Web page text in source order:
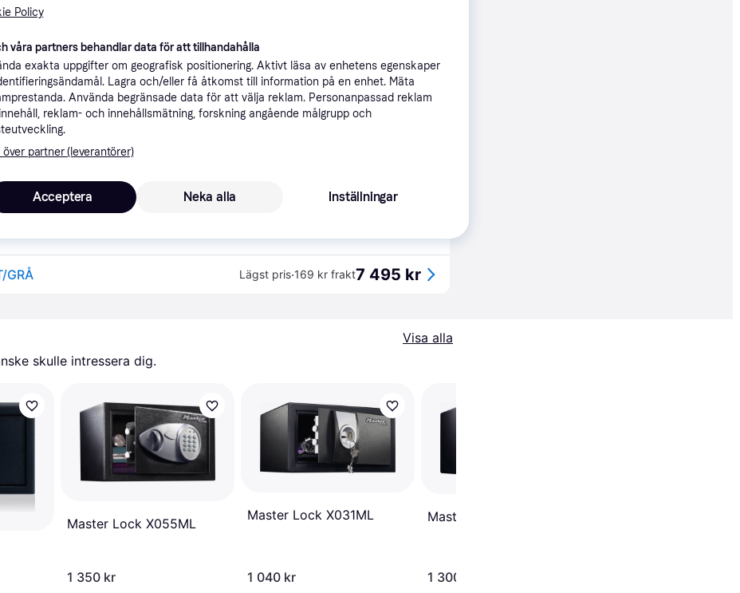
GRÅ 169 kr frakt 7 495 kr
GRÅ Lägst pris·169 kr frakt7 495 kr
Visa alla
skulle intressera dig.
Master Lock X055ML
1 350 kr
Master Lock X031ML
1 040 kr
Master Lock X041ML
1 300 kr
Policy
våra partners behandlar data för att tillhandahålla
exakta uppgifter om geografisk positionering. Aktivt läsa av enhetens egenskaper
Lagra och/eller få åtkomst till information på en enhet. Mäta
Använda begränsade data för att välja reklam. Personanpassad reklam
reklam- och innehållsmätning, forskning angående målgrupp och
över partner (leverantörer)
Neka alla
Acceptera Inställningar